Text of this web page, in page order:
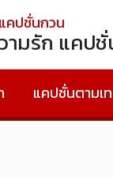
ามรัก แคป
แคปชั่นตามเ